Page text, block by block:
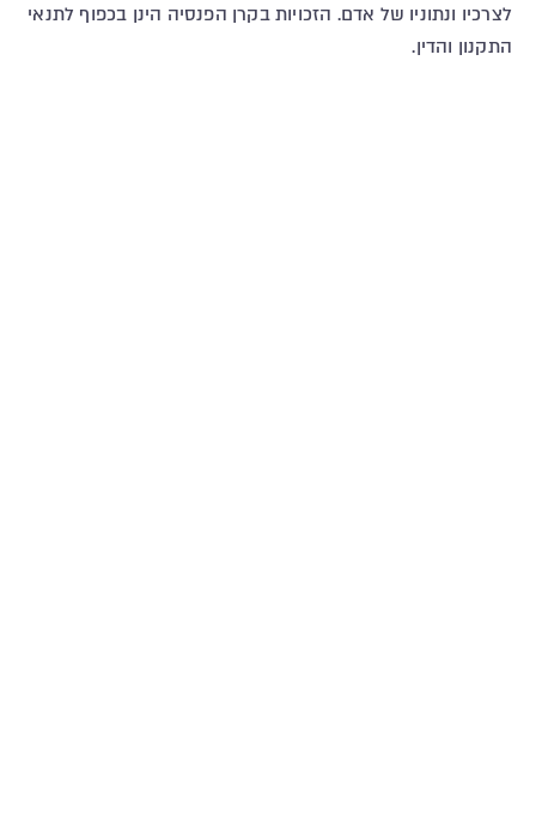
לצרכיו ונתוניו של אדם. הזכויות בקרן הפנסיה הינן בכפוף לתנאי
התקנון והדין.